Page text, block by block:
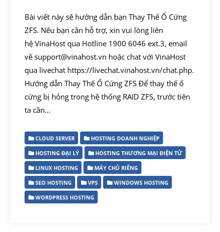
Bài viết này sẽ hướng dẫn bạn Thay Thế Ổ Cứng
ZFS. Nếu bạn cần hỗ trợ, xin vui lòng liên
hệ VinaHost qua Hotline 1900 6046 ext.3, email
về support@vinahost.vn hoặc chat với VinaHost
qua livechat https://livechat.vinahost.vn/chat.php.
Hướng dẫn Thay Thế Ổ Cứng ZFS Để thay thế ổ
cứng bị hỏng trong hệ thống RAID ZFS, trước tiên
ta cần…
CLOUD SERVER
HOSTING DOANH NGHIỆP
HOSTING ĐẠI LÝ
HOSTING THƯƠNG MẠI ĐIỆN TỬ
LINUX HOSTING
MÁY CHỦ RIÊNG
SEO HOSTING
VPS
WINDOWS HOSTING
WORDPRESS HOSTING